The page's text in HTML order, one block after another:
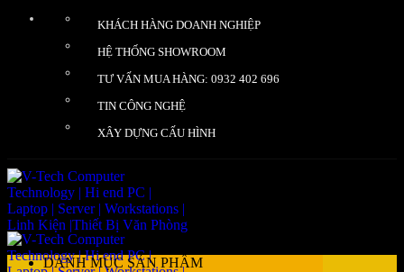
KHÁCH HÀNG DOANH NGHIỆP
HỆ THỐNG SHOWROOM
TƯ VẤN MUA HÀNG: 0932 402 696
TIN CÔNG NGHỆ
XÂY DỰNG CẤU HÌNH
DANH MỤC SẢN PHẨM